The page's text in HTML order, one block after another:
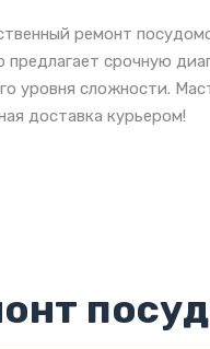
ремонт
предлагает срочную
уровня сложности.
доставка курьером!